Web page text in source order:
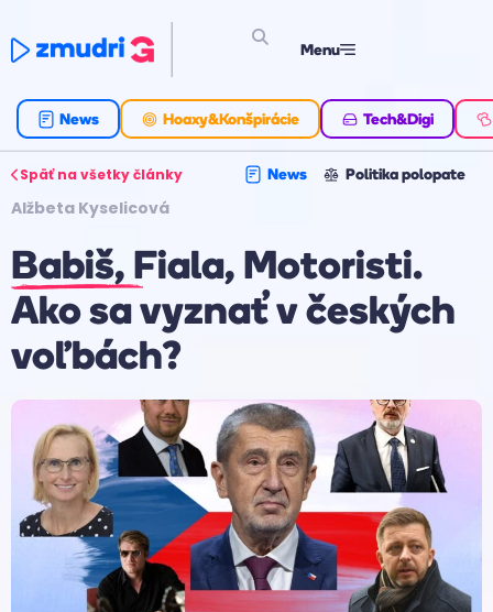
Menu
News Hoaxy&Konšpirácie Tech&Digi
Späť na všetky články News Politika polopate
Alžbeta Kyselicová
Babiš, Fiala, Motoristi.
Ako sa vyznať v českých
voľbách?